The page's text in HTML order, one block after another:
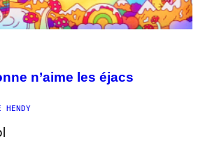
n’aime les éjacs
HENDY